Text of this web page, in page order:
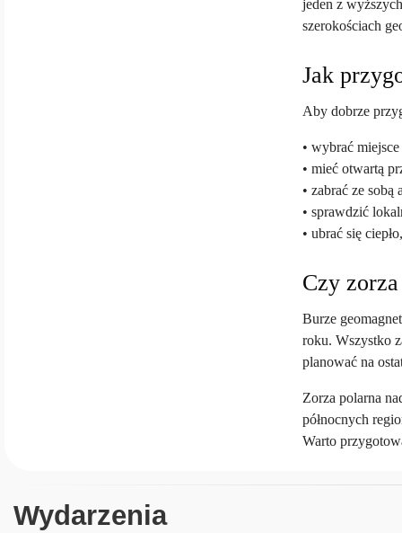
jeden z
szerokościach
Jak
Aby dobrze
• wybrać
• mieć otwartą
• zabrać ze
• sprawdzić
• ubrać się
Czy
Burze
roku. Wszystko
planować na
Zorza polarna
północnych
Warto
Wydarzenia